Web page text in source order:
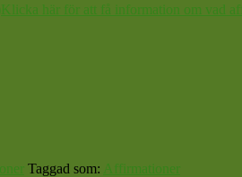
Klicka här för att få information om vad
Taggad som: Affirmationer